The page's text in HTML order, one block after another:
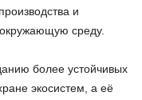
и
среду.
более устойчивых
экосистем, а её